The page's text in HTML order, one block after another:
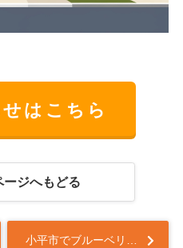
はこちら
ージへもどる
小平市でブルーベリー狩りを楽しもう！農園訪問のポイントをご紹介...